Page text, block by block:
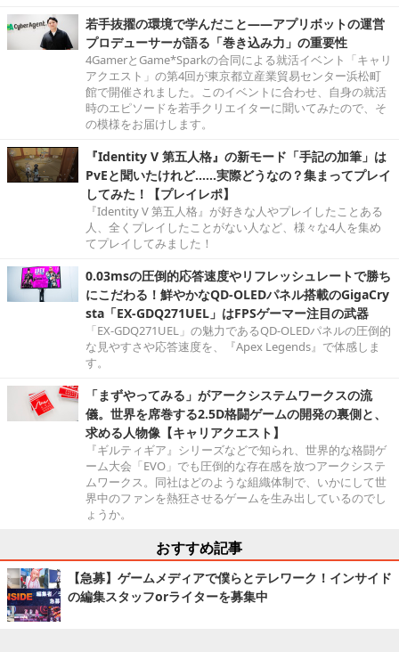
若手抜擢の環境で学んだこと――アプリボットの運営
プロデューサーが語る「巻き込み力」の重要性
4GamerとGame*Sparkの合同による就活イベント「キャリ
アクエスト」の第4回が東京都立産業貿易センター浜松町
館で開催されました。このイベントに合わせ、自身の就活
時のエピソードを若手クリエイターに聞いてみたので、そ
の模様をお届けします。
『Identity V 第五人格』の新モード「手記の加筆」は
PvEと聞いたけれど……実際どうなの？集まってプレイ
してみた！【プレイレポ】
『Identity V 第五人格』が好きな人やプレイしたことある
人、全くプレイしたことがない人など、様々な4人を集め
てプレイしてみました！
0.03msの圧倒的応答速度やリフレッシュレートで勝ち
にこだわる！鮮やかなQD-OLEDパネル搭載のGigaCry
sta「EX-GDQ271UEL」はFPSゲーマー注目の武器
「EX-GDQ271UEL」の魅力であるQD-OLEDパネルの圧倒的
な見やすさや応答速度を、『Apex Legends』で体感しま
す。
「まずやってみる」がアークシステムワークスの流
儀。世界を席巻する2.5D格闘ゲームの開発の裏側と、
求める人物像【キャリアクエスト】
『ギルティギア』シリーズなどで知られ、世界的な格闘ゲ
ーム大会「EVO」でも圧倒的な存在感を放つアークシステ
ムワークス。同社はどのような組織体制で、いかにして世
界中のファンを熱狂させるゲームを生み出しているのでし
ょうか。
おすすめ記事
【急募】ゲームメディアで僕らとテレワーク！インサイド
の編集スタッフorライターを募集中